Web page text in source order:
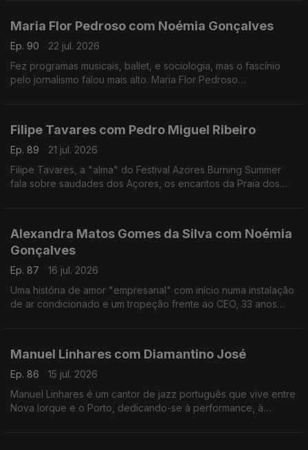
Maria Flor Pedroso com Noémia Gonçalves
Ep. 90
22 jul. 2026
Fez programas musicais, ballet, e sociologia, mas o fascínio
pelo jornalismo falou mais alto. Maria Flor Pedroso
Filipe Tavares com Pedro Miguel Ribeiro
Ep. 89
21 jul. 2026
Filipe Tavares, a "alma" do Festival Azores Burning Summer
fala sobre saudades dos Açores, os encantos da Praia dos
Alexandra Matos Gomes da Silva com Noémia
Gonçalves
Ep. 87
16 jul. 2026
Uma história de amor "empresarial" com início numa instalação
de ar condicionado e um tropeção frente ao CEO, 33 anos
Manuel Linhares com Diamantino José
Ep. 86
15 jul. 2026
Manuel Linhares é um cantor de jazz português que vive entre
Nova Iorque e o Porto, dedicando-se à performance, à